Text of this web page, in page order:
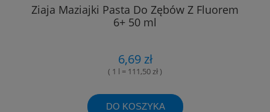
Ziaja Maziajki Pasta Do Zębów Z Fluorem
6+ 50 ml
6,69 zł
( 1 l = 111,50 zł )
DO KOSZYKA